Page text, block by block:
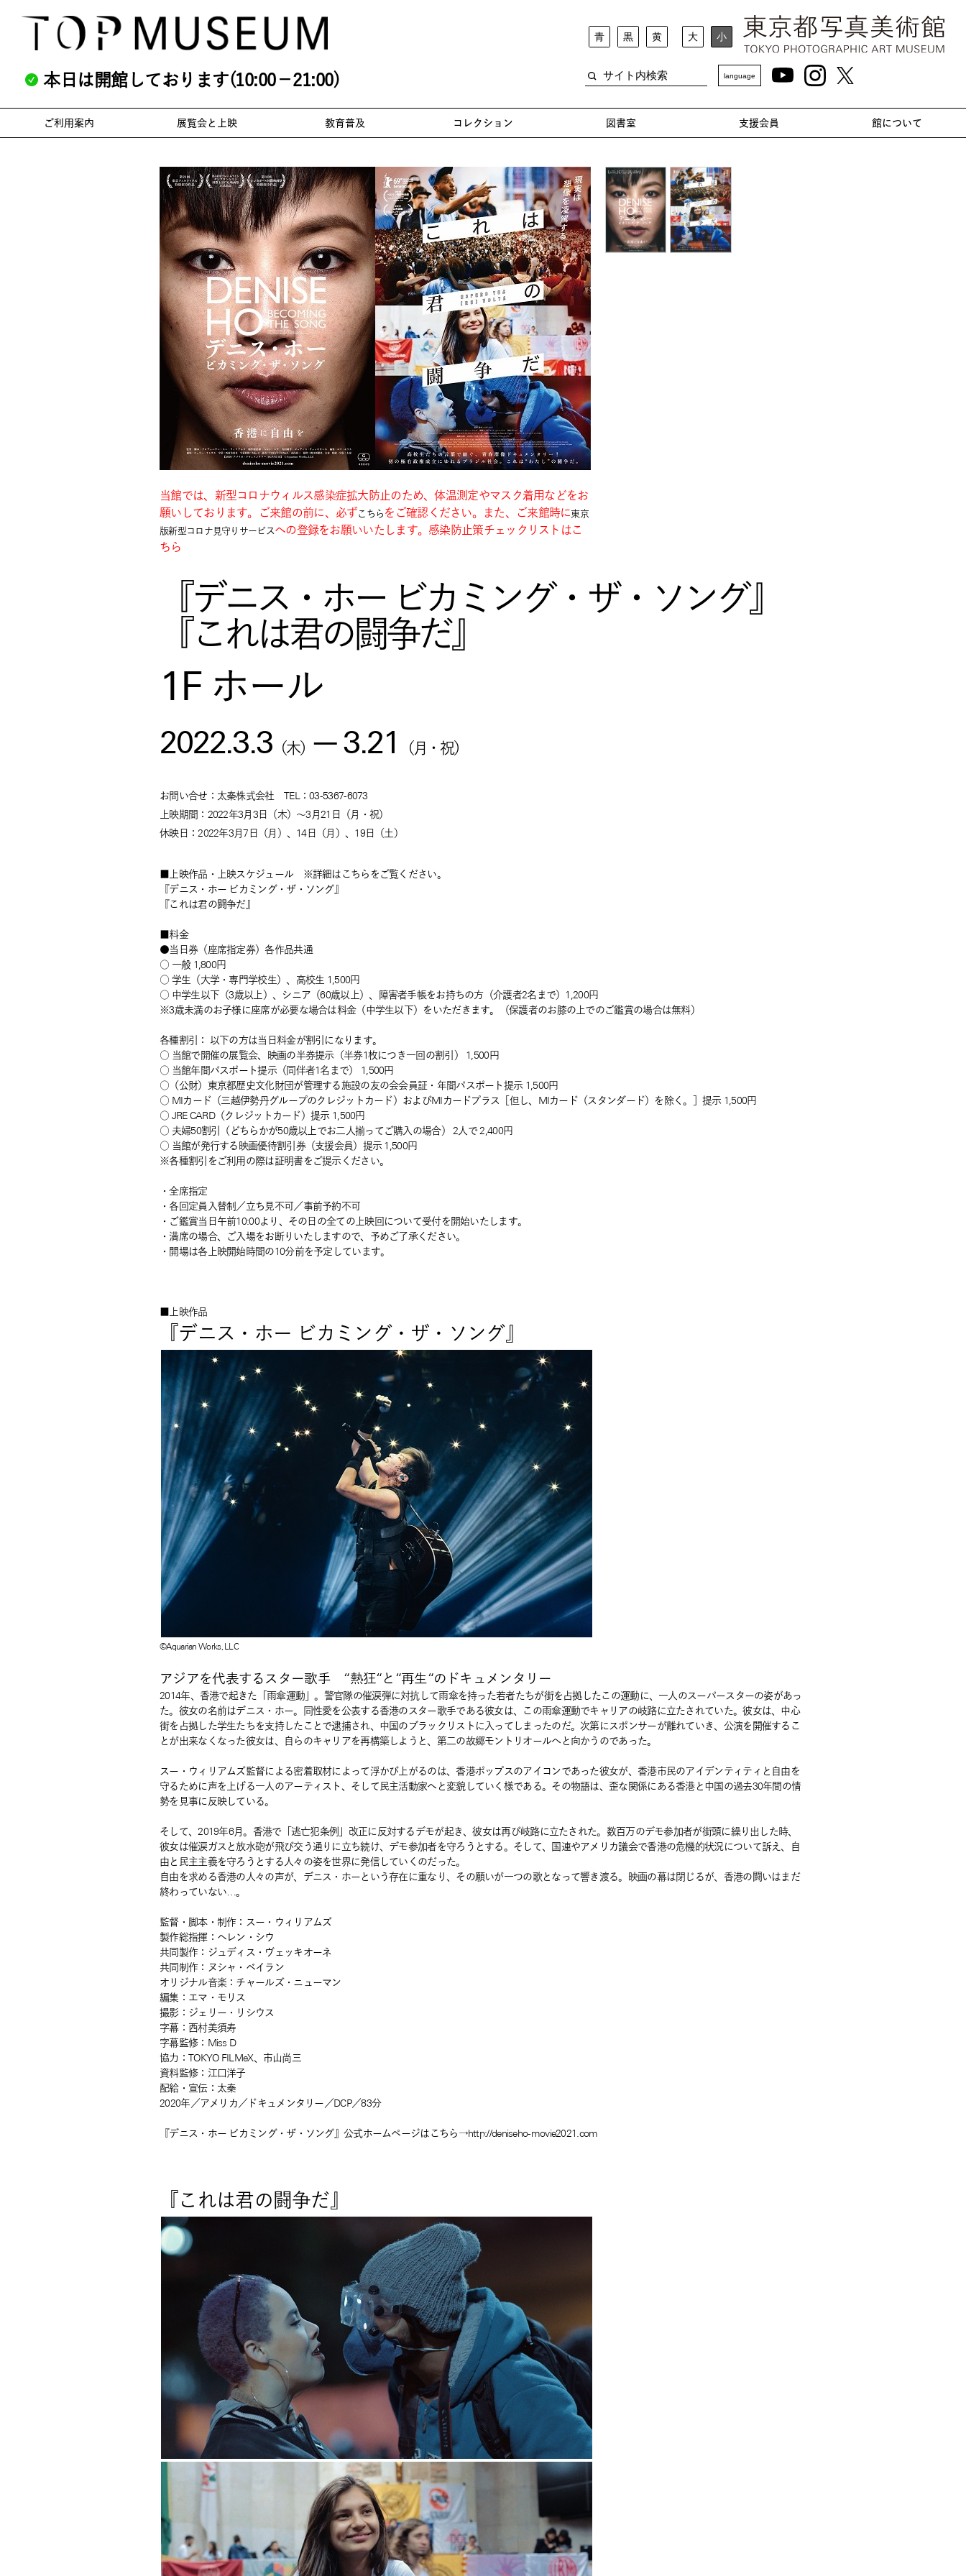
本日は開館しております(10:00－21:00)
青 黒 黄 大 小
language
ご利用案内 展覧会と上映 教育普及 コレクション 図書室 支援会員 館について
当館では、新型コロナウィルス感染症拡大防止のため、体温測定やマスク着用などをお
願いしております。
ご来館の前に、必ずこちら をご確認ください。 また、ご来館時に東京
版新型コロナ見守りサービスへの登録をお願いいたします。感染防止策チェックリストはこ
ちら
『デニス・ホー ビカミング・ザ・ソング』
『これは君の闘争だ』
1F ホール
2022.3.3（木） —3.21 （月 ・祝）
お問い合せ：太秦株式会社 TEL：03-5367-6073
上映期間：2022年3月3日（木）～3月21日（月・祝）
休映日：2022年3月7日（月）、14日（月）、19日（土）
■上映作品・上映スケジュール ※詳細はこちらをご覧ください。
『デニス・ホー ビカミング・ザ・ソング』
『これは君の闘争だ』
■料金
●当日券（座席指定券）各作品共通
○ 一般 1,800円
○ 学生（大学・専門学校生）、高校生 1,500円
○ 中学生以下（3歳以上）、シニア（60歳以上）、障害者手帳をお持ちの方（介護者2名まで）1,200円
※3歳未満のお子様に座席が必要な場合は料金（中学生以下）をいただきます。（保護者のお膝の上でのご鑑賞の場合は無料）
各種割引： 以下の方は当日料金が割引になります。
○ 当館で開催の展覧会、映画の半券提示（半券1枚につき一回の割引） 1,500円
○ 当館年間パスポート提示（同伴者1名まで） 1,500円
○（公財）東京都歴史文化財団が管理する施設の友の会会員証・年間パスポート提示 1,500円
○ MIカード（三越伊勢丹グループのクレジットカード）およびMIカードプラス［但し、MIカード（スタンダード）を除く。］提示 1,500円
○ JRE CARD（クレジットカード）提示 1,500円
○ 夫婦50割引（どちらかが50歳以上でお二人揃ってご購入の場合） 2人で 2,400円
○ 当館が発行する映画優待割引券（支援会員）提示 1,500円
※各種割引をご利用の際は証明書をご提示ください。
・全席指定
・各回定員入替制／立ち見不可／事前予約不可
・ご鑑賞当日午前10:00より、その日の全ての上映回について受付を開始いたします。
・満席の場合、ご入場をお断りいたしますので、予めご了承ください。
・開場は各上映開始時間の10分前を予定しています。
■上映作品
『デニス・ホー ビカミング・ザ・ソング』
©Aquarian Works, LLC
アジアを代表するスター歌手 “熱狂“と“再生“のドキュメンタリー
2014年、香港で起きた「雨傘運動」。警官隊の催涙弾に対抗して雨傘を持った若者たちが街を占拠したこの運動に、一人のスーパースターの姿があっ
た。彼女の名前はデニス・ホー。同性愛を公表する香港のスター歌手である彼女は、この雨傘運動でキャリアの岐路に立たされていた。彼女は、中心
街を占拠した学生たちを支持したことで逮捕され、中国のブラックリストに入ってしまったのだ。次第にスポンサーが離れていき、公演を開催するこ
とが出来なくなった彼女は、自らのキャリアを再構築しようと、第二の故郷モントリオールへと向かうのであった。
スー・ウィリアムズ監督による密着取材によって浮かび上がるのは、香港ポップスのアイコンであった彼女が、香港市民のアイデンティティと自由を
守るために声を上げる一人のアーティスト、そして民主活動家へと変貌していく様である。その物語は、歪な関係にある香港と中国の過去30年間の情
勢を見事に反映している。
そして、2019年6月。香港で「逃亡犯条例」改正に反対するデモが起き、彼女は再び岐路に立たされた。数百万のデモ参加者が街頭に繰り出した時、
彼女は催涙ガスと放水砲が飛び交う通りに立ち続け、デモ参加者を守ろうとする。そして、国連やアメリカ議会で香港の危機的状況について訴え、自
由と民主主義を守ろうとする人々の姿を世界に発信していくのだった。
自由を求める香港の人々の声が、デニス・ホーという存在に重なり、その願いが一つの歌となって響き渡る。映画の幕は閉じるが、香港の闘いはまだ
終わっていない…。
監督・脚本・制作：スー・ウィリアムズ
製作総指揮：ヘレン・シウ
共同製作：ジュディス・ヴェッキオーネ
共同制作：ヌシャ・ベイラン
オリジナル音楽：チャールズ・ニューマン
編集：エマ・モリス
撮影：ジェリー・リシウス
字幕：西村美須寿
字幕監修：Miss D
協力：TOKYO FILMeX、市山尚三
資料監修：江口洋子
配給・宣伝：太秦
2020年／アメリカ／ドキュメンタリー／DCP／83分
『デニス・ホー ビカミング・ザ・ソング』公式ホームページはこちら→http://deniseho-movie2021.com
『これは君の闘争だ』